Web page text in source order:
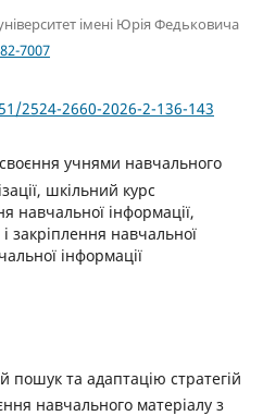
імені Юрія Федьковича
7007
2524-2660-2026-2-136-143
учнями навчального
шкільний курс
навчальної інформації,
закріплення навчальної
інформації
пошук та адаптацію стратегій
навчального матеріалу з